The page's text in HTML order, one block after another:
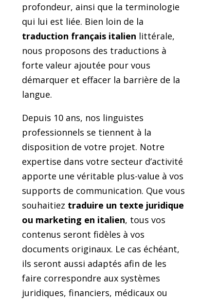
profondeur, ainsi que la terminologie
qui lui est liée. Bien loin de la
traduction français italien littérale,
nous proposons des traductions à
forte valeur ajoutée pour vous
démarquer et effacer la barrière de la
langue.
Depuis 10 ans, nos linguistes
professionnels se tiennent à la
disposition de votre projet. Notre
expertise dans votre secteur d’activité
apporte une véritable plus-value à vos
supports de communication. Que vous
souhaitiez traduire un texte juridique
ou marketing en italien, tous vos
contenus seront fidèles à vos
documents originaux. Le cas échéant,
ils seront aussi adaptés afin de les
faire correspondre aux systèmes
juridiques, financiers, médicaux ou